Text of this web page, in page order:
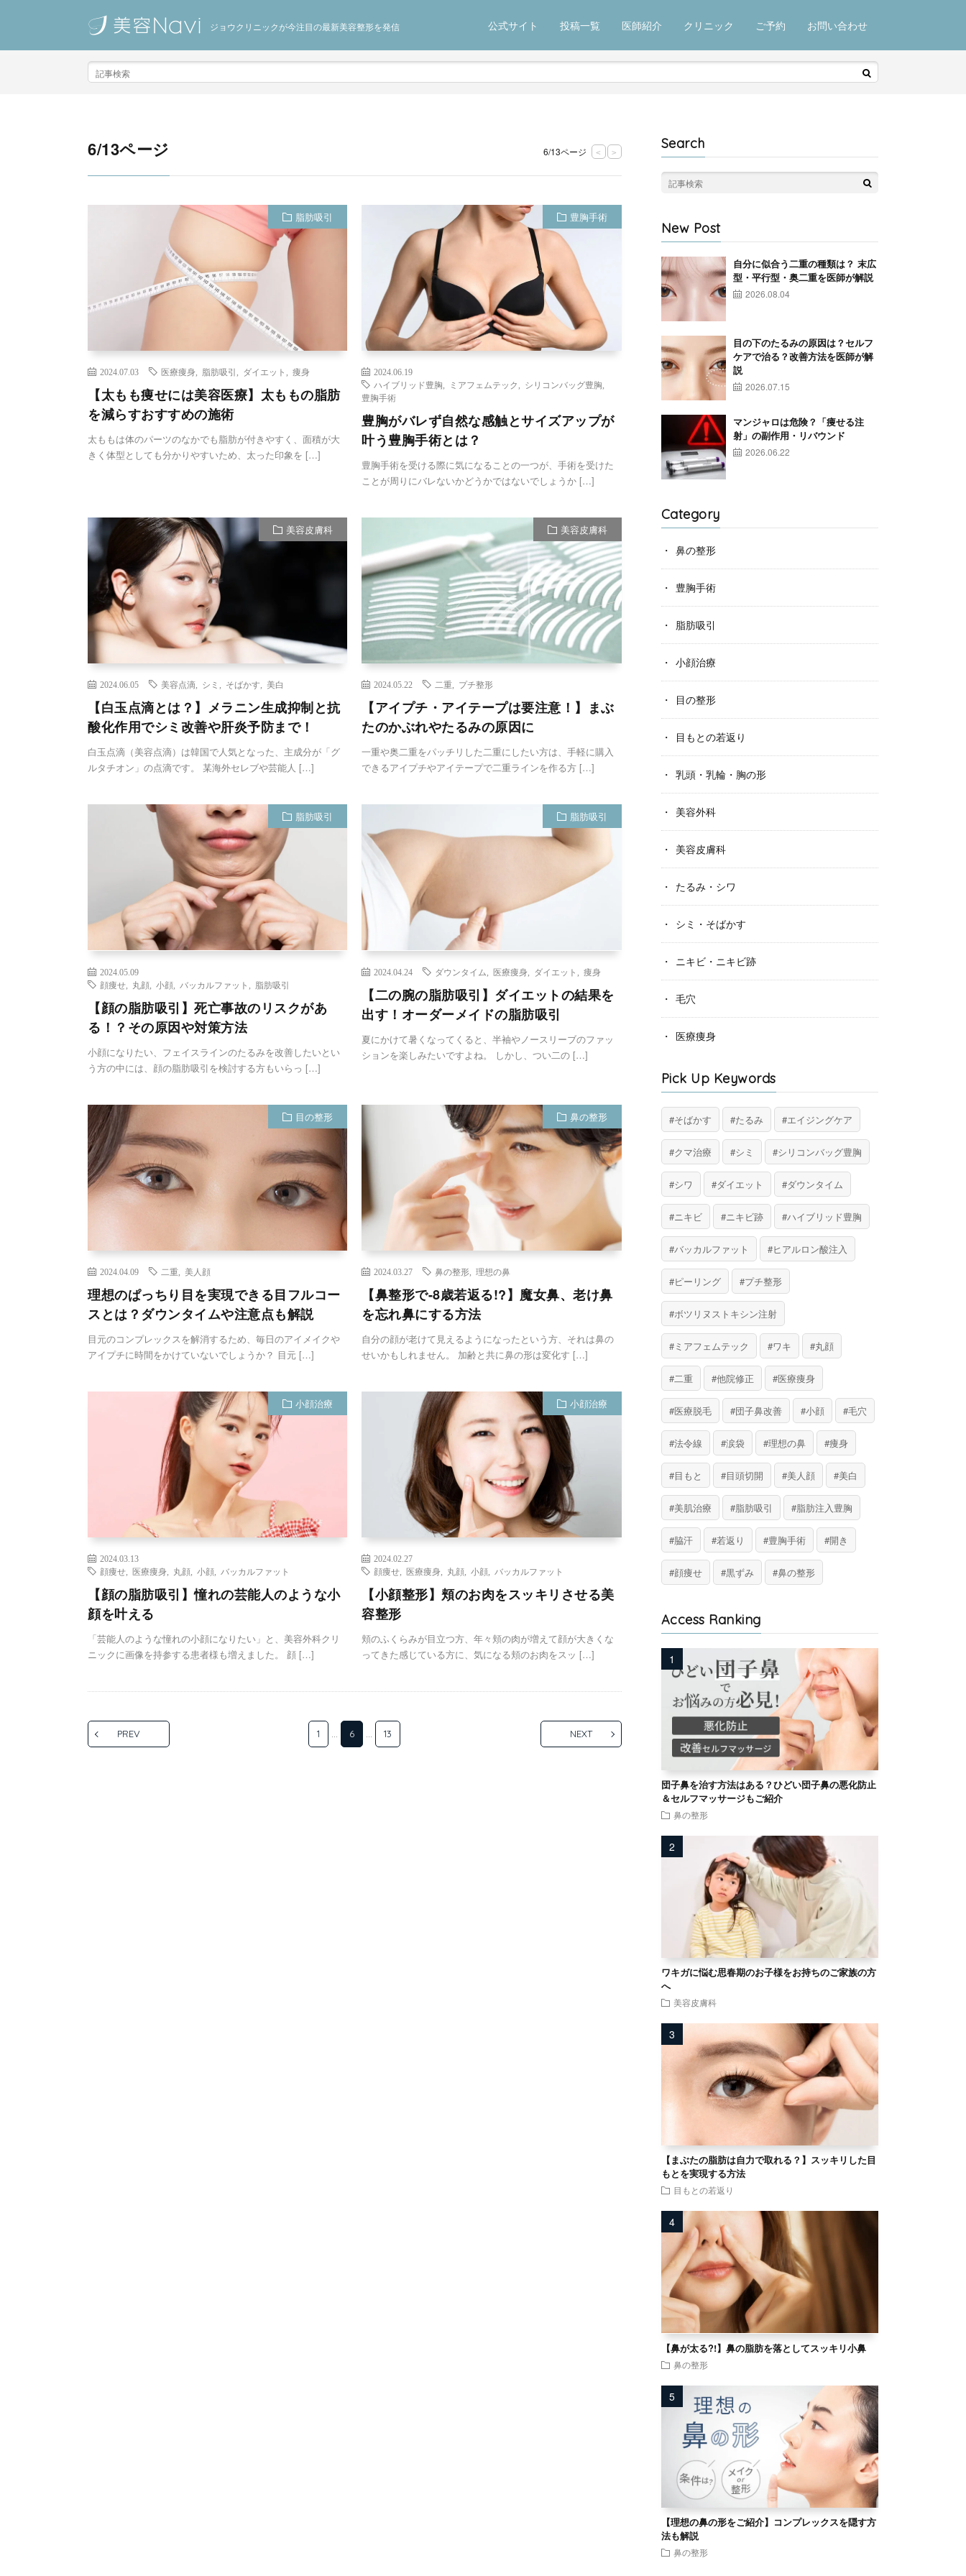
ジョウクリニックが今注目の最新美容整形を発信 公式サイト 投稿一覧 医師紹介 クリニック ご予約 お問い合わせ
6/13ページ 6/13ページ < >
脂肪吸引
2024.07.03 医療痩身 脂肪吸引 ダイエット 痩身
【太もも痩せには美容医療】太ももの脂肪
を減らすおすすめの施術
太ももは体のパーツのなかでも脂肪が付きやすく、面積が大
きく体型としても分かりやすいため、太った印象を […]
豊胸手術
2024.06.19
ハイブリッド豊胸
ミアフェムテック シリコンバッグ豊胸
豊胸手術
豊胸がバレず自然な感触とサイズアップが
叶う豊胸手術とは？
豊胸手術を受ける際に気になることの一つが、手術を受けた
ことが周りにバレないかどうかではないでしょうか […]
美容皮膚科
2024.06.05 美容点滴 シミ そばかす 美白
【白玉点滴とは？】メラニン生成抑制と抗
酸化作用でシミ改善や肝炎予防まで！
白玉点滴（美容点滴）は韓国で人気となった、主成分が「グ
ルタチオン」の点滴です。 某海外セレブや芸能人 […]
美容皮膚科
2024.05.22 二重 プチ整形
【アイプチ・アイテープは要注意！】まぶ
たのかぶれやたるみの原因に
一重や奥二重をパッチリした二重にしたい方は、手軽に購入
できるアイプチやアイテープで二重ラインを作る方 […]
脂肪吸引
2024.05.09
顔痩せ
丸顔 小顔 バッカルファット 脂肪吸引
【顔の脂肪吸引】死亡事故のリスクがあ
る！？その原因や対策方法
小顔になりたい、フェイスラインのたるみを改善したいとい
う方の中には、顔の脂肪吸引を検討する方もいらっ […]
脂肪吸引
2024.04.24 ダウンタイム 医療痩身 ダイエット ,痩身
【二の腕の脂肪吸引】ダイエットの結果を
出す！オーダーメイドの脂肪吸引
夏にかけて暑くなってくると、半袖やノースリーブのファッ
ションを楽しみたいですよね。 しかし、つい二の […]
目の整形
2024.04.09 二重 美人顔
理想のぱっちり目を実現できる目フルコー
スとは？ダウンタイムや注意点も解説
目元のコンプレックスを解消するため、毎日のアイメイクや
アイプチに時間をかけていないでしょうか？ 目元 […]
鼻の整形
2024.03.27 鼻の整形 ,理想の鼻
【鼻整形で-8歳若返る!?】魔女鼻、老け鼻
を忘れ鼻にする方法
自分の顔が老けて見えるようになったという方、それは鼻の
せいかもしれません。 加齢と共に鼻の形は変化す […]
小顔治療
2024.03.13
顔痩せ
医療痩身 丸顔 小顔 バッカルファット
【顔の脂肪吸引】憧れの芸能人のような小
顔を叶える
「芸能人のような憧れの小顔になりたい」と、美容外科クリ
ニックに画像を持参する患者様も増えました。 顔 […]
小顔治療
2024.02.27
顔痩せ
医療痩身 丸顔 ,小顔 バッカルファット
【小顔整形】頬のお肉をスッキリさせる美
容整形
頬のふくらみが目立つ方、年々頬の肉が増えて顔が大きくな
ってきた感じている方に、気になる頬のお肉をスッ […]
PREV 1 6 13 NEXT
Search
New Post
自分に似合う二重の種類は？ 末広
型・平行型・奥二重を医師が解説
2026.08.04
目の下のたるみの原因は？セルフ
ケアで治る？改善方法を医師が解
説
2026.07.15
マンジャロは危険？「痩せる注
射」の副作用・リバウンド
2026.06.22
Category
鼻の整形
豊胸手術
脂肪吸引
小顔治療
目の整形
目もとの若返り
乳頭・乳輪・胸の形
美容外科
美容皮膚科
たるみ・シワ
シミ・そばかす
ニキビ・ニキビ跡
毛穴
医療痩身
Pick Up Keywords
そばかす たるみ エイジングケア
クマ治療 シミ シリコンバッグ豊胸
シワ ダイエット ダウンタイム
ニキビ ニキビ跡 ハイブリッド豊胸
バッカルファット ヒアルロン酸注入
ピーリング プチ整形
ボツリヌストキシン注射
ミアフェムテック ワキ 丸顔
二重 他院修正 医療痩身
医療脱毛 団子鼻改善 小顔 毛穴
法令線 涙袋 理想の鼻 痩身
目もと 目頭切開 美人顔 美白
美肌治療 脂肪吸引 脂肪注入豊胸
脇汗 若返り 豊胸手術 開き
顔痩せ 黒ずみ 鼻の整形
Access Ranking
団子鼻を治す方法はある？ひどい団子鼻の悪化防止
＆セルフマッサージもご紹介
鼻の整形
ワキガに悩む思春期のお子様をお持ちのご家族の方
へ
美容皮膚科
【まぶたの脂肪は自力で取れる？】スッキリした目
もとを実現する方法
目もとの若返り
【鼻が太る?!】鼻の脂肪を落としてスッキリ小鼻
鼻の整形
【理想の鼻の形をご紹介】コンプレックスを隠す方
法も解説
鼻の整形